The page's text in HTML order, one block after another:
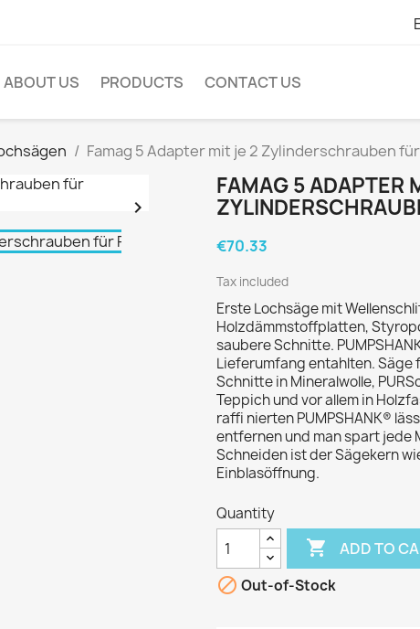
ABOUT US PRODUCTS CONTACT US
Famag 5 Adapter mit je 2 Zylinderschrauben für

FAMAG 5 ADAPTER
€70.33
Tax included
Erste Lochsäge mit
Holzdämmstoffplatten,
saubere Schnitte.
Lieferumfang entahlten. Säge
Schnitte in Mineralwolle,
Teppich und vor allem in
raffi nierten PUMPSHANK®
entfernen und man spart jede
Schneiden ist der Sägekern
Einblasöffnung.
Quantity
 ADD TO
 Out-of-Stock